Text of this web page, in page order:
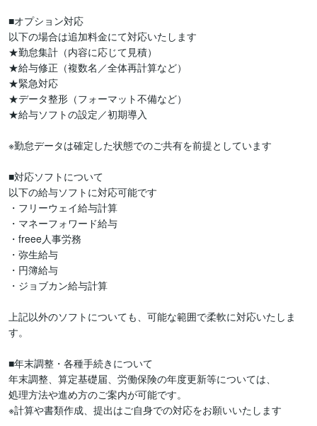
■オプション対応
以下の場合は追加料金にて対応いたします
★勤怠集計（内容に応じて見積）
★給与修正（複数名／全体再計算など）
★緊急対応
★データ整形（フォーマット不備など）
★給与ソフトの設定／初期導入
※勤怠データは確定した状態でのご共有を前提としています
■対応ソフトについて
以下の給与ソフトに対応可能です
・フリーウェイ給与計算
・マネーフォワード給与
・freee人事労務
・弥生給与
・円簿給与
・ジョブカン給与計算
上記以外のソフトについても、可能な範囲で柔軟に対応いたしま
す。
■年末調整・各種手続きについて
年末調整、算定基礎届、労働保険の年度更新等については、
処理方法や進め方のご案内が可能です。
※計算や書類作成、提出はご自身での対応をお願いいたします